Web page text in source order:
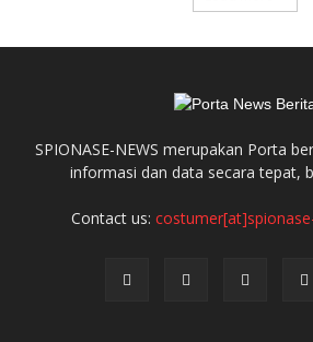
SPIONASE-NEWS merupakan Porta
informasi dan data secara tepat,
Contact us: